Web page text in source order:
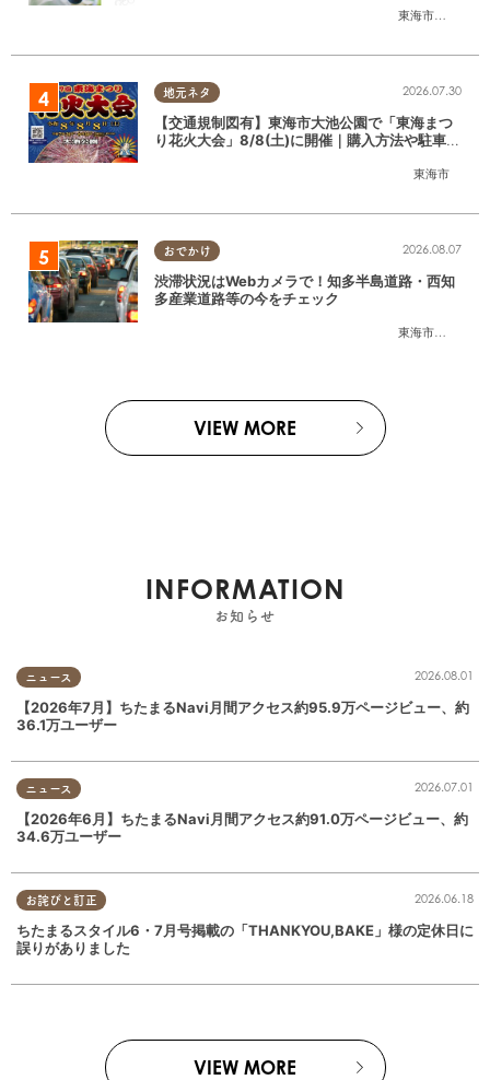
東海市大府市
地元ネタ
東海市
2026.07.30
【交通規制図有】東海市大池公園で「東海まつ
り花火大会」8/8(土)に開催｜購入方法や駐車場
おでかけ
東海市大府市
2026.08.07
渋滞状況はWebカメラで！知多半島道路・西知
多産業道路等の今をチェック
VIEW MORE
INFORMATION
お知らせ
ニュース 2026.08.01
【2026年7月】ちたまるNavi月間アクセス約95.9万ページビュー、約
36.1万ユーザー
ニュース 2026.07.01
【2026年6月】ちたまるNavi月間アクセス約91.0万ページビュー、約
34.6万ユーザー
お詫びと訂正 2026.06.18
ちたまるスタイル6・7月号掲載の「THANKYOU,BAKE」様の定休日に
誤りがありました
VIEW MORE